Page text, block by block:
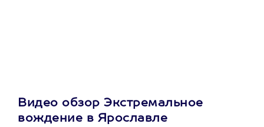
Видео обзор Экстремальное
вождение в Ярославле